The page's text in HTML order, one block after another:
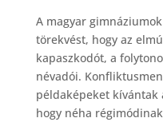
A magyar
törekvést, hogy az
kapaszkodót, a
névadói.
példaképeket kívántak
hogy néha